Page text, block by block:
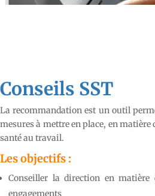
Conseils SST
La recommandation est un outil
mesures à mettre en place, en matière
santé au travail.
Les objectifs :
Conseiller la direction en
engagements